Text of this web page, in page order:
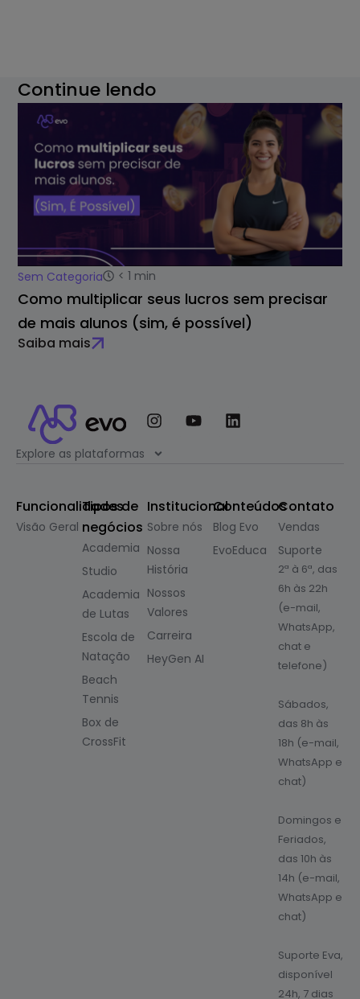
Continue lendo
Sem Categoria < 1 min
Como multiplicar seus lucros sem precisar
de mais alunos (sim, é possível)
Saiba mais
Explore as plataformas
Funcionalidades
Visão Geral
Tipos de
negócios
Academia
Studio
Academia
de Lutas
Escola de
Natação
Beach
Tennis
Box de
CrossFit
Institucional
Sobre nós
Nossa
História
Nossos
Valores
Carreira
HeyGen AI
Conteúdos
Blog Evo
EvoEduca
Contato
Vendas
Suporte
2ª à 6ª, das
6h às 22h
(e-mail,
WhatsApp,
chat e
telefone)
Sábados,
das 8h às
18h (e-mail,
WhatsApp e
chat)
Domingos e
Feriados,
das 10h às
14h (e-mail,
WhatsApp e
chat)
Suporte Eva,
disponível
24h, 7 dias